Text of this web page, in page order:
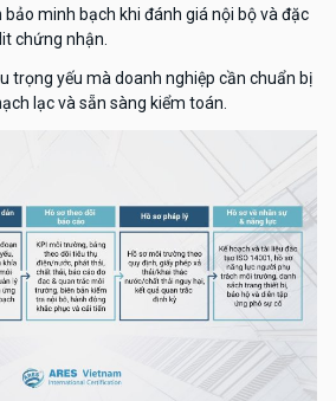
minh bạch khi đánh giá nội bộ và đặc
chứng nhận.
trọng yếu mà doanh nghiệp cần chuẩn bị
lạc và sẵn sàng kiểm toán.